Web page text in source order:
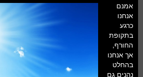
אמנם
אנחנו
כרגע
בתקופת
החורף,
אך אנחנו
בהחלט
נהנים גם